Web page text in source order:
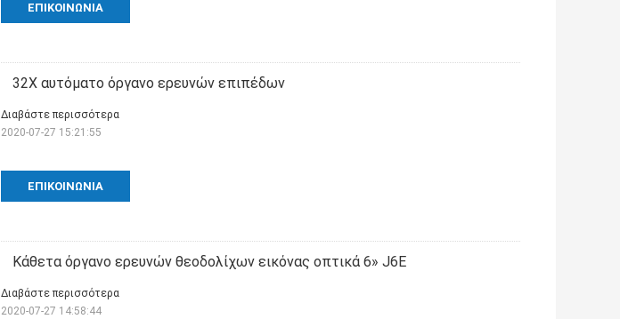
ΕΠΙΚΟΙΝΩΝΊΑ
32X αυτόματο όργανο ερευνών επιπέδων
ΕΠΙΚΟΙΝΩΝΊΑ
Διαβάστε περισσότερα
2020-07-27 15:21:55
Κάθετα όργανο ερευνών θεοδολίχων εικόνας οπτικά 6» J6E
Διαβάστε περισσότερα
2020-07-27 14:58:44